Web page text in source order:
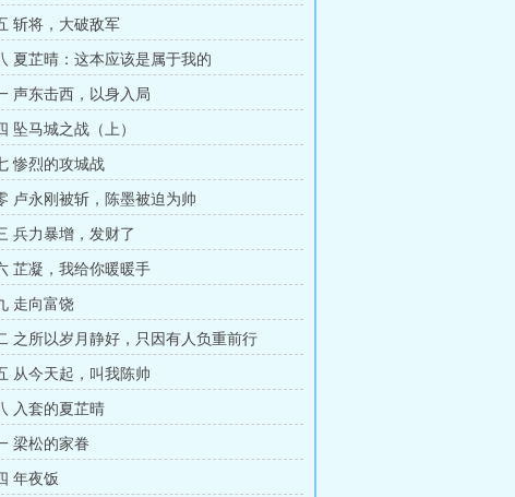
斩将，大破敌军
夏芷晴：这本应该是属于我的
声东击西，以身入局
坠马城之战（上）
惨烈的攻城战
卢永刚被斩，陈墨被迫为帅
兵力暴增，发财了
芷凝，我给你暖暖手
走向富饶
之所以岁月静好，只因有人负重前行
从今天起，叫我陈帅
入套的夏芷晴
梁松的家眷
年夜饭